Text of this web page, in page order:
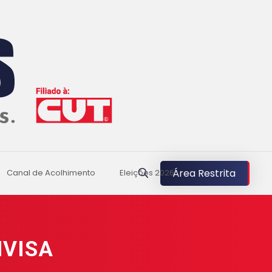
Canal de Acolhimento Eleições 2026Área Restrita